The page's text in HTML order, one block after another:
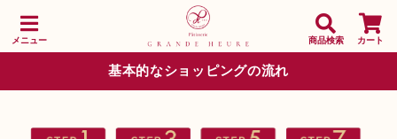
メニュー 商品検索 カート
基本的なショッピングの流れ